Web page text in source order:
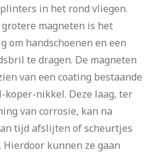
in het rond vliegen.
magneten is het
om handschoenen en een
te dragen. De magneten
van een coating bestaande
koper-nikkel. Deze laag, ter
van corrosie, kan na
tijd afslijten of scheurtjes
Hierdoor kunnen ze gaan